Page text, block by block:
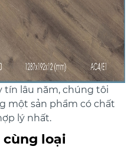
tín lâu năm, chúng tôi
một sản phẩm có chất
lý nhất.
cùng loại